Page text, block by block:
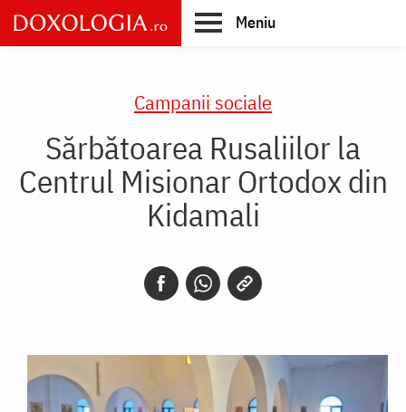
Skip
to
main
Meniu
Campanii sociale
Sărbătoarea Rusaliilor la
Centrul Misionar Ortodox din
Kidamali